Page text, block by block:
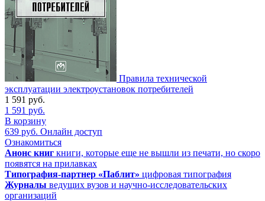
Правила технической
эксплуатации электроустановок потребителей
1 591 руб.
1 591 руб.
В корзину
639 руб. Онлайн доступ
Ознакомиться
Анонс книг книги, которые еще не вышли из печати, но скоро
появятся на прилавках
Типография-партнер «Паблит» цифровая типография
Журналы ведущих вузов и научно-исследовательских
организаций